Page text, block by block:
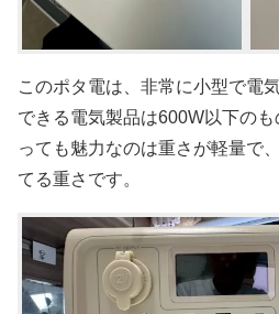
このポタ電は、非常に小型で電
できる電気製品は600W以下の
っても魅力なのは重さが軽量で
てる重さです。